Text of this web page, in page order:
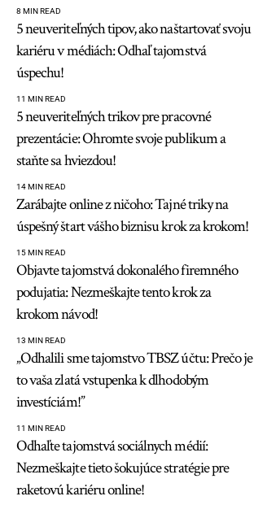
8 MIN READ
5 neuveriteľných tipov, ako naštartovať svoju
kariéru v médiách: Odhaľ tajomstvá
úspechu!
11 MIN READ
5 neuveriteľných trikov pre pracovné
prezentácie: Ohromte svoje publikum a
staňte sa hviezdou!
14 MIN READ
Zarábajte online z ničoho: Tajné triky na
úspešný štart vášho biznisu krok za krokom!
15 MIN READ
Objavte tajomstvá dokonalého firemného
podujatia: Nezmeškajte tento krok za
krokom návod!
13 MIN READ
„Odhalili sme tajomstvo TBSZ účtu: Prečo je
to vaša zlatá vstupenka k dlhodobým
investíciám!”
11 MIN READ
Odhaľte tajomstvá sociálnych médií:
Nezmeškajte tieto šokujúce stratégie pre
raketovú kariéru online!